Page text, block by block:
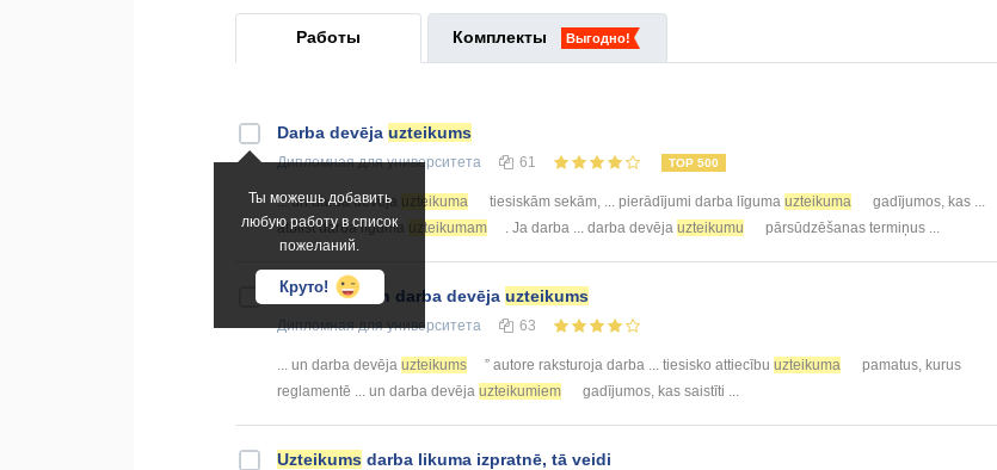
Работы Комплекты Выгодно!
Ты можешь добавить
любую работу в список
пожеланий.
Круто!
Darba devēja uzteikums
Дипломнаядля университета 61 TOP 500
... un darba devēja uzteikuma tiesiskām sekām, ... pierādījumi darba līguma uzteikuma
gadījumos, kas ...
atbilst darba līguma uzteikumam . Ja darba ... darba devēja uzteikumu pārsūdzēšanas termiņus ...
Darbinieka un darba devēja uzteikums
Дипломнаядля университета 63
... un darba devēja uzteikums ” autore raksturoja darba ... tiesisko attiecību uzteikuma
pamatus, kurus
reglamentē ... un darba devēja uzteikumiem gadījumos, kas saistīti ...
Uzteikums darba likuma izpratnē, tā veidi